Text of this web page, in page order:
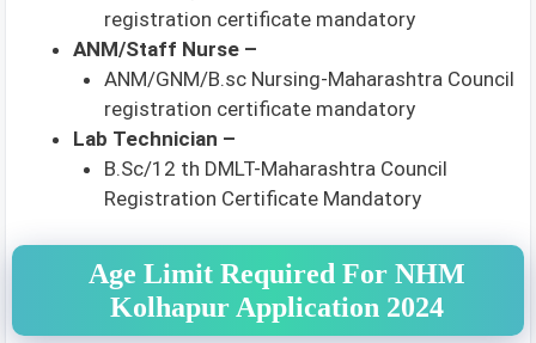
registration certificate mandatory
ANM/Staff Nurse –
ANM/GNM/B.sc Nursing-Maharashtra Council
registration certificate mandatory
Lab Technician –
B.Sc/12 th DMLT-Maharashtra Council
Registration Certificate Mandatory
Age Limit Required For NHM
Kolhapur Application 2024